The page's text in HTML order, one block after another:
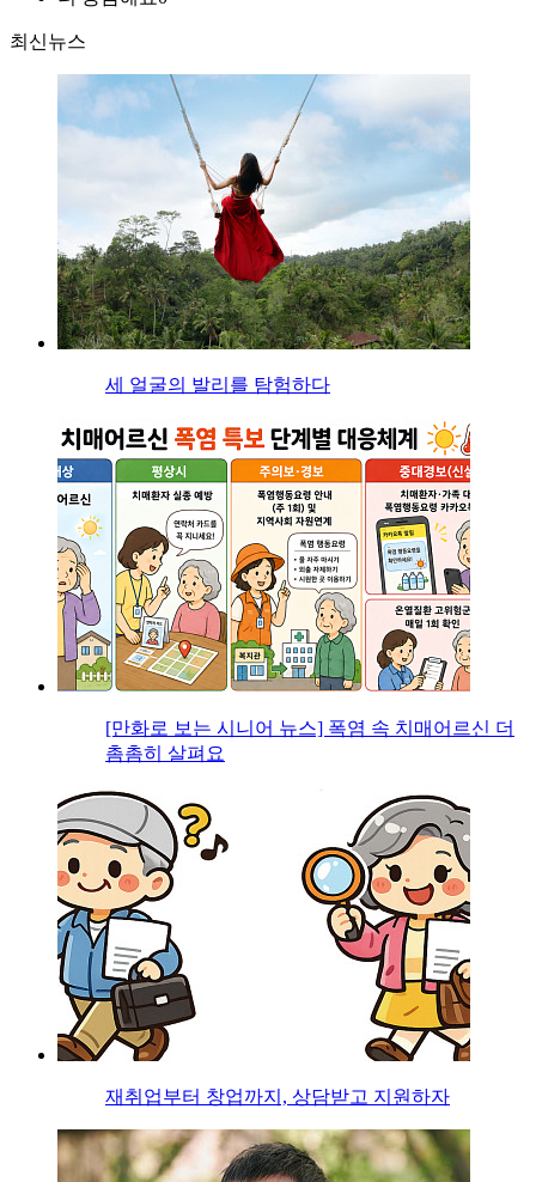
최신뉴스
세 얼굴의 발리를 탐험하다
[만화로 보는 시니어 뉴스] 폭염 속 치매어르신 더
촘촘히 살펴요
재취업부터 창업까지, 상담받고 지원하자